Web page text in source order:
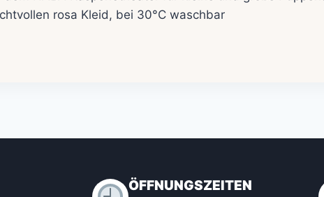
rosa Kleid, bei 30°C waschbar
ÖFFNUNGSZEITEN